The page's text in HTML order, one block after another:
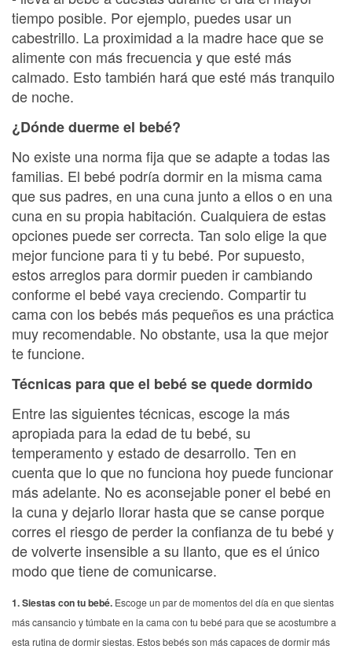
tiempo posible. Por ejemplo, puedes usar un
cabestrillo. La proximidad a la madre hace que se
alimente con más frecuencia y que esté más
calmado. Esto también hará que esté más tranquilo
de noche.
¿Dónde duerme el bebé?
No existe una norma fija que se adapte a todas las
familias. El bebé podría dormir en la misma cama
que sus padres, en una cuna junto a ellos o en una
cuna en su propia habitación. Cualquiera de estas
opciones puede ser correcta. Tan solo elige la que
mejor funcione para ti y tu bebé. Por supuesto,
estos arreglos para dormir pueden ir cambiando
conforme el bebé vaya creciendo. Compartir tu
cama con los bebés más pequeños es una práctica
muy recomendable. No obstante, usa la que mejor
te funcione.
Técnicas para que el bebé se quede dormido
Entre las siguientes técnicas, escoge la más
apropiada para la edad de tu bebé, su
temperamento y estado de desarrollo. Ten en
cuenta que lo que no funciona hoy puede funcionar
más adelante. No es aconsejable poner el bebé en
la cuna y dejarlo llorar hasta que se canse porque
corres el riesgo de perder la confianza de tu bebé y
de volverte insensible a su llanto, que es el único
modo que tiene de comunicarse.
1. Siestas con tu bebé. Escoge un par de momentos del día en que sientas
más cansancio y túmbate en la cama con tu bebé para que se acostumbre a
esta rutina de dormir siestas. Estos bebés son más capaces de dormir más